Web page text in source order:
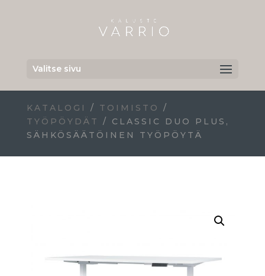
Valitse sivu
KATALOGI / TOIMISTO
/
TYÖPÖYDÄT
/ CLASSIC DUO PLUS,
SÄHKÖSÄÄTÖINEN TYÖPÖYTÄ